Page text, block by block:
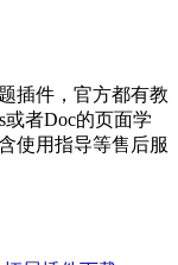
插件，官方都有教
或者Doc的页面学
使用指导等售后服